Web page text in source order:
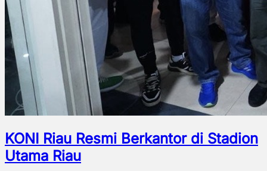
KONI Riau Resmi Berkantor di Stadion
Utama Riau